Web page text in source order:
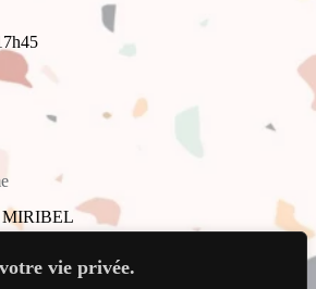
vie privée.
MIRIBEL